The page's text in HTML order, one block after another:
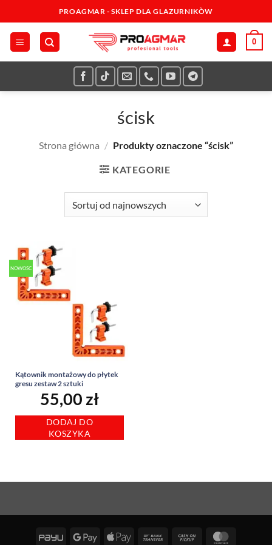
do
zawartości
PROAGMAR - SKLEP DLA GLAZURNIKÒW
0
ścisk
Strona główna / Produkty oznaczone “ścisk”
KATEGORIE
NOWOŚĆ
Kątownik montażowy do płytek
gresu zestaw 2 sztuki
55,00 zł
DODAJ DO
KOSZYKA
PayU
Google
Apple
Bank
Cash